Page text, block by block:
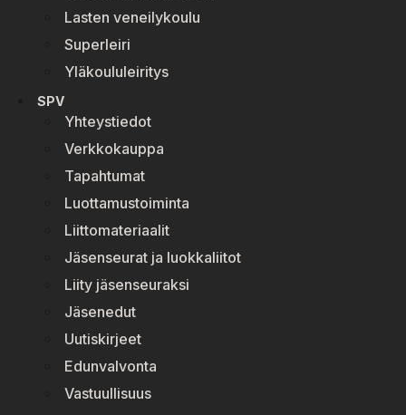
Lasten veneilykoulu
Superleiri
Yläkoululeiritys
SPV
Yhteystiedot
Verkkokauppa
Tapahtumat
Luottamustoiminta
Liittomateriaalit
Jäsenseurat ja luokkaliitot
Liity jäsenseuraksi
Jäsenedut
Uutiskirjeet
Edunvalvonta
Vastuullisuus